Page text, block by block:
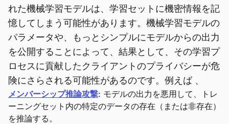
れた機械学習モデルは、学習セットに機密情報を記
憶してしまう可能性があります。機械学習モデルの
パラメータや、もっとシンプルにモデルからの出力
を公開することによって、結果として、その学習プ
ロセスに貢献したクライアントのプライバシーが危
険にさらされる可能性があるのです。例えば 、
メンバーシップ推論攻撃: モデルの出力を悪用して、トレ
ーニングセット内の特定のデータの存在（または非存在）
を推論する。